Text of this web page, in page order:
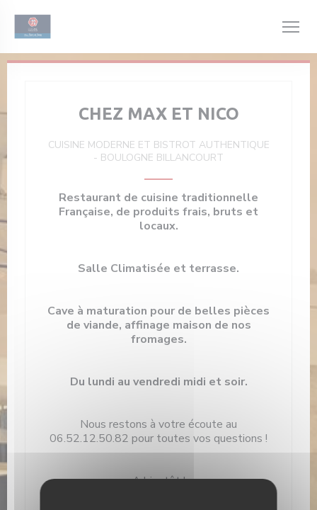
CHEZ MAX ET NICO
CUISINE MODERNE ET BISTROT AUTHENTIQUE
- BOULOGNE BILLANCOURT
Restaurant de cuisine traditionnelle
Française, de produits frais, bruts et
locaux.
Salle Climatisée et terrasse.
Cave à maturation pour de belles pièces
de viande, affinage maison de nos
fromages.
Du lundi au vendredi midi et soir.
Nous restons à votre écoute au
06.52.12.50.82 pour toutes vos questions !
A bientôt !